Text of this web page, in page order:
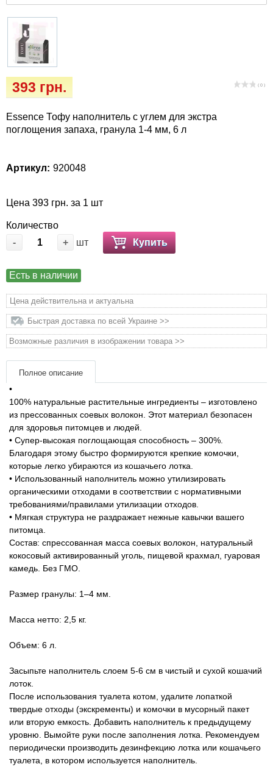
( 0 )
393 грн.
Essence Тофу наполнитель с углем для экстра
поглощения запаха, гранула 1-4 мм, 6 л
Артикул: 920048
Цена 393 грн. за 1 шт
Количество
-
+ шт Купить
Есть в наличии
Цена действительна и актуальна
Быстрая доставка по всей Украине >>
Возможные различия в изображении товара >>
Полное описание
•
100% натуральные растительные ингредиенты – изготовлено
из прессованных соевых волокон. Этот материал безопасен
для здоровья питомцев и людей.
• Супер-высокая поглощающая способность – 300%.
Благодаря этому быстро формируются крепкие комочки,
которые легко убираются из кошачьего лотка.
• Использованный наполнитель можно утилизировать
органическими отходами в соответствии с нормативными
требованиями/правилами утилизации отходов.
• Мягкая структура не раздражает нежные кавычки вашего
питомца.
Состав: спрессованная масса соевых волокон, натуральный
кокосовый активированный уголь, пищевой крахмал, гуаровая
камедь. Без ГМО.
Размер гранулы: 1–4 мм.
Масса нетто: 2,5 кг.
Объем: 6 л.
Засыпьте наполнитель слоем 5-6 см в чистый и сухой кошачий
лоток.
После использования туалета котом, удалите лопаткой
твердые отходы (экскременты) и комочки в мусорный пакет
или вторую емкость. Добавить наполнитель к предыдущему
уровню. Вымойте руки после заполнения лотка. Рекомендуем
периодически производить дезинфекцию лотка или кошачьего
туалета, в котором используется наполнитель.
Ласощі та корма
для собак
Лежаки, домики, охлаждая коврики
Миски, автокормушки, поилки
Одежда и обувь
расходные материалы
Подарочные сертификаты
Товары для грызунов
Товары для лошадей
Популярные зоотовары
Архив / Снято с производства